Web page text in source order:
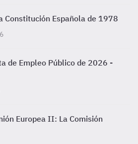
Constitución Española de 1978
de Empleo Público de 2026 -
Europea II: La Comisión